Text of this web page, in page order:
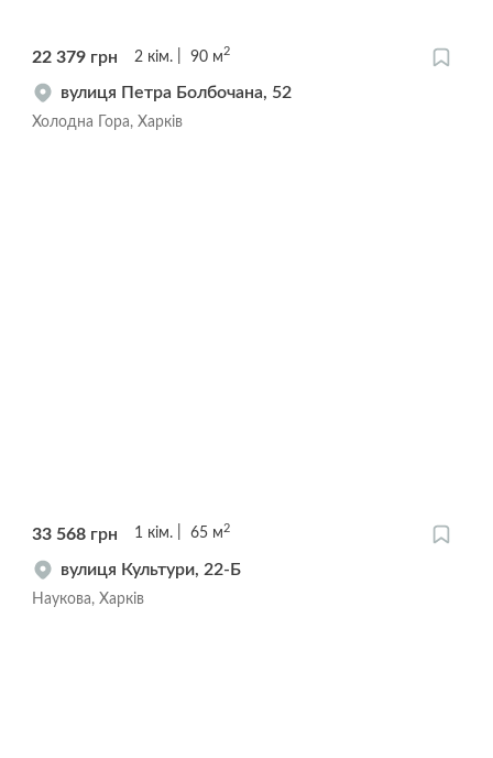
22 379 грн 2 кім. 90 м2
вулиця Петра Болбочана, 52
Холодна Гора, Харків
33 568 грн 1 кім. 65 м 2
вулиця Культури, 22-Б
Наукова, Харків